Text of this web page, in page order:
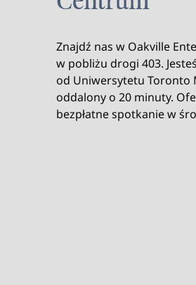
Znajdź nas w Oakville
w pobliżu drogi 403.
od Uniwersytetu Toronto
oddalony o 20 minuty.
bezpłatne spotkanie w